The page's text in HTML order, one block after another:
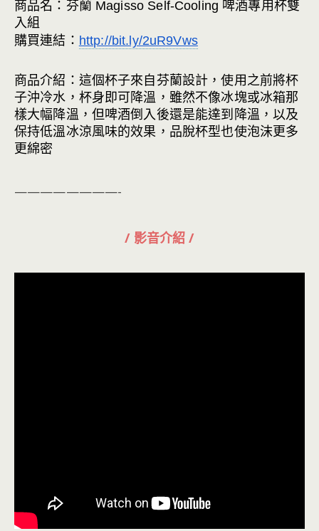
商品名：芬蘭 Magisso Self-Cooling 啤酒專用杯雙
入組
購買連結： http://bit.ly/2uR9Vws
商品介紹：這個杯子來自芬蘭設計，使用之前將杯
子沖冷水，杯身即可降溫，雖然不像冰塊或冰箱那
樣大幅降溫，但啤酒倒入後還是能達到降溫，以及
保持低溫冰涼風味的效果，品脫杯型也使泡沫更多
更綿密
————————-
/ 影音介紹 /